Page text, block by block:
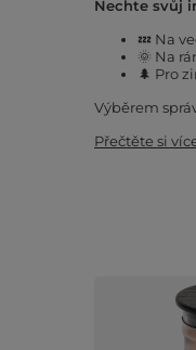
Nechte svůj
💤 Na
🌞 Na
🌲 Pro
Výběrem
Přečtěte si